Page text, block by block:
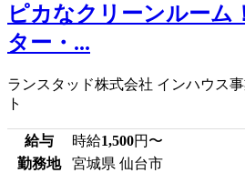
ピカなクリーンルーム
ター・...
ランスタッド株式会社 インハウス
ト
給与 時給1,500円〜
勤務地
宮城県 仙台市